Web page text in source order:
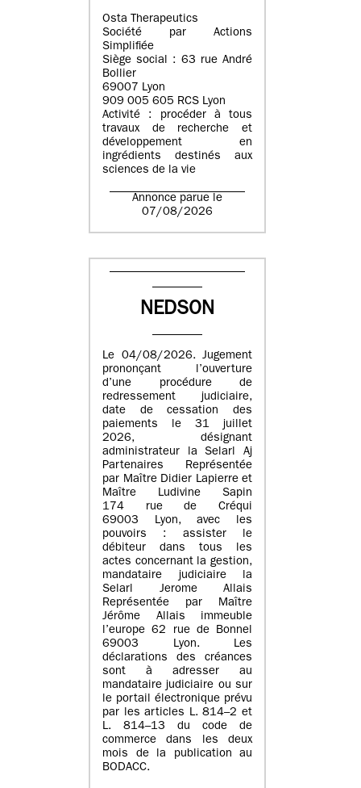
Osta Therapeutics
Société par Actions
Simplifiée
Siège social : 63 rue André
Bollier
69007 Lyon
909 005 605 RCS Lyon
Activité : procéder à tous
travaux de recherche et
développement en
ingrédients destinés aux
sciences de la vie
Annonce parue le
07/08/2026
NEDSON
Le 04/08/2026. Jugement
prononçant l’ouverture
d’une procédure de
redressement judiciaire,
date de cessation des
paiements le 31 juillet
2026, désignant
administrateur la Selarl Aj
Partenaires Représentée
par Maître Didier Lapierre et
Maître Ludivine Sapin
174 rue de Créqui
69003 Lyon, avec les
pouvoirs : assister le
débiteur dans tous les
actes concernant la gestion,
mandataire judiciaire la
Selarl Jerome Allais
Représentée par Maître
Jérôme Allais immeuble
l’europe 62 rue de Bonnel
69003 Lyon. Les
déclarations des créances
sont à adresser au
mandataire judiciaire ou sur
le portail électronique prévu
par les articles L. 814–2 et
L. 814–13 du code de
commerce dans les deux
mois de la publication au
BODACC.